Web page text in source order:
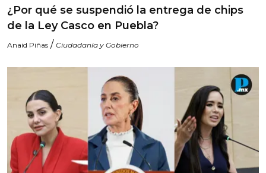
¿Por qué se suspendió la entrega de chips
de la Ley Casco en Puebla?
Anaid Piñas / Ciudadanía y Gobierno